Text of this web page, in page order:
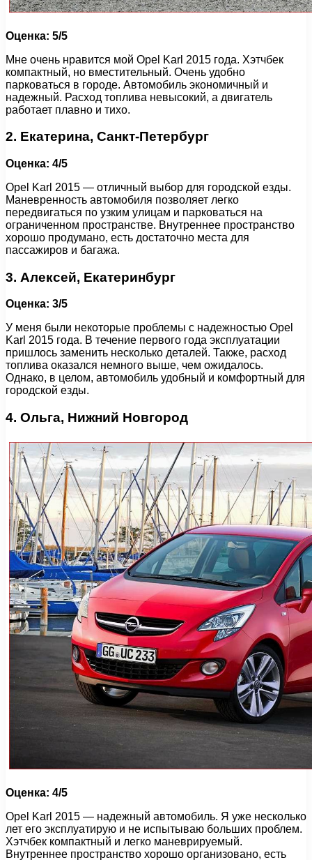
Оценка: 5/5
Мне очень нравится мой Opel Karl 2015 года. Хэтчбек
компактный, но вместительный. Очень удобно
парковаться в городе. Автомобиль экономичный и
надежный. Расход топлива невысокий, а двигатель
работает плавно и тихо.
2. Екатерина, Санкт-Петербург
Оценка: 4/5
Opel Karl 2015 — отличный выбор для городской езды.
Маневренность автомобиля позволяет легко
передвигаться по узким улицам и парковаться на
ограниченном пространстве. Внутреннее пространство
хорошо продумано, есть достаточно места для
пассажиров и багажа.
3. Алексей, Екатеринбург
Оценка: 3/5
У меня были некоторые проблемы с надежностью Opel
Karl 2015 года. В течение первого года эксплуатации
пришлось заменить несколько деталей. Также, расход
топлива оказался немного выше, чем ожидалось.
Однако, в целом, автомобиль удобный и комфортный для
городской езды.
4. Ольга, Нижний Новгород
Оценка: 4/5
Opel Karl 2015 — надежный автомобиль. Я уже несколько
лет его эксплуатирую и не испытываю больших проблем.
Хэтчбек компактный и легко маневрируемый.
Внутреннее пространство хорошо организовано, есть